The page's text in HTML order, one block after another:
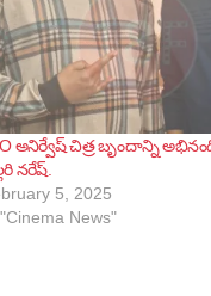
అనిర్వేష్ చిత్ర బృందాన్ని
నరేష్.
5, 2025
News"